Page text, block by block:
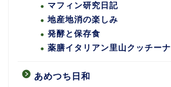
マフィン研究日記
地産地消の楽しみ
発酵と保存食
薬膳イタリアン里山クッチーナ
あめつち日和